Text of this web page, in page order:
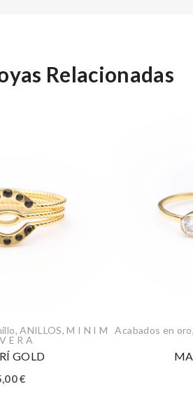
Relacionadas
,ANILLOS,M I N I M
E R A
GOLD
€
Acabados en oro